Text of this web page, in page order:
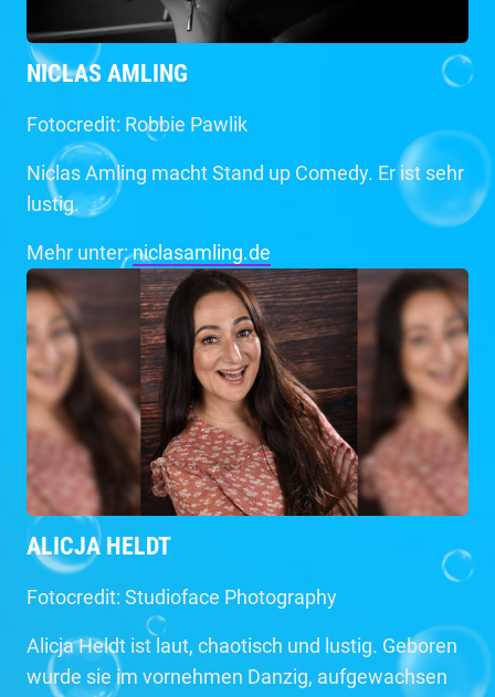
NICLAS AMLING
Fotocredit: Robbie Pawlik
Niclas Amling macht Stand up Comedy. Er ist sehr
lustig.
Mehr unter:niclasamling.de
ALICJA HELDT
Fotocredit: Studioface Photography
Alicja Heldt ist laut, chaotisch und lustig. Geboren
wurde sie im vornehmen Danzig, aufgewachsen